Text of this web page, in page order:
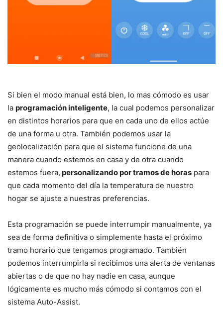
Si bien el modo manual está bien, lo mas cómodo es usar
la programación inteligente, la cual podemos personalizar
en distintos horarios para que en cada uno de ellos actúe
de una forma u otra. También podemos usar la
geolocalización para que el sistema funcione de una
manera cuando estemos en casa y de otra cuando
estemos fuera, personalizando por tramos de horas para
que cada momento del día la temperatura de nuestro
hogar se ajuste a nuestras preferencias.
Esta programación se puede interrumpir manualmente, ya
sea de forma definitiva o simplemente hasta el próximo
tramo horario que tengamos programado. También
podemos interrumpirla si recibimos una alerta de ventanas
abiertas o de que no hay nadie en casa, aunque
lógicamente es mucho más cómodo si contamos con el
sistema Auto-Assist.